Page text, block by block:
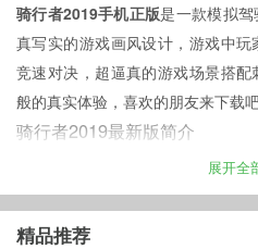
骑行者2019手机正版是一款模拟
真写实的游戏画风设计，游戏中
竞速对决，超逼真的游戏场景搭
般的真实体验，喜欢的朋友来下载吧
骑行者2019最新版简介
游戏玩法简单刺激，游戏中玩家
朋友快来下载吧！
展开全
精品推荐